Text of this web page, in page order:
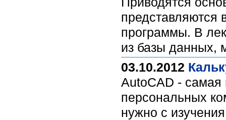
представляются
программы. В
из базы данных,
03.10.2012
AutoCAD - самая
персональных
нужно с